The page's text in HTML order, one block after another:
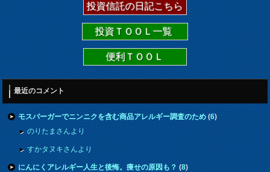
投資信託の日記こちら
投資ＴＯＯＬ一覧
便利ＴＯＯＬ
最近のコメント
モスバーガーでニンニクを含む商品アレルギー調査のため(6)
のりたまさんより
すかタヌキさんより
にんにくアレルギー人生と後悔。痩せの原因も？(8)